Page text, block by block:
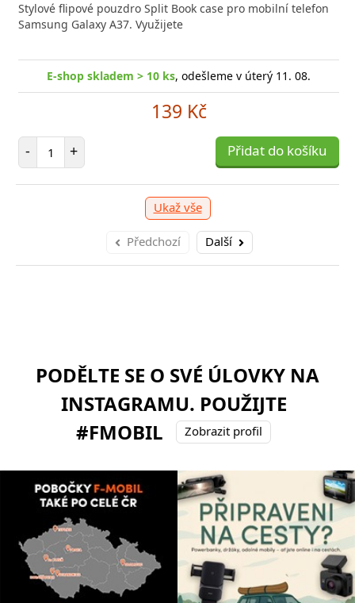
Stylové flipové pouzdro Split Book case pro mobilní telefon
Samsung Galaxy A37. Využijete
E-shop skladem > 10 ks, odešleme v úterý 11. 08.
139 Kč
- Počet položek
+ Přidat do košíku
Ukaž vše
Předchozí Další
PODĚLTE SE O SVÉ ÚLOVKY NA
INSTAGRAMU. POUŽIJTE
#FMOBIL
Zobrazit profil